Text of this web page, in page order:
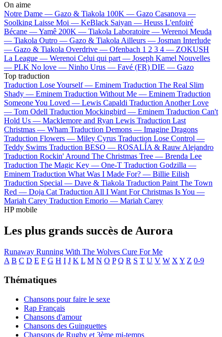
On aime
Notre Dame — Gazo & Tiakola 100K — Gazo Casanova —
Soolking Laisse Moi — KeBlack Saiyan — Heuss L'enfoiré
Bécane —Yamê 200K — Tiakola Laboratoire — Werenoi Meuda
— Tiakola Outro — Gazo & TiakolaAilleurs — Josman Interlude
— Gazo & Tiakola Overdrive — Ofenbach 1 2 3 4 — ZOKUSH
La League — Werenoi Celui qui part — Joseph Kamel Nouvelles
— PLK No love — Ninho Urus — Favé (FR) DIE — Gazo
Top traduction
Traduction Lose Yourself — Eminem Traduction The Real Slim
Shady — Eminem Traduction Without Me — Eminem Traduction
Someone You Loved — Lewis Capaldi Traduction Another Love
— Tom Odell Traduction Mockingbird — Eminem Traduction Can't
Hold Us — Macklemore and Ryan Lewis Traduction Last
Christmas — Wham Traduction Demons — Imagine Dragons
Traduction Flowers — Miley Cyrus Traduction Lose Control —
Teddy Swims Traduction BESO — ROSALÍA & Rauw Alejandro
Traduction Rockin' Around The Christmas Tree — Brenda Lee
Traduction The Magic Key — One-T Traduction Godzilla —
Eminem Traduction What Was I Made For? — Billie Eilish
Traduction Special — Dave & Tiakola Traduction Paint The Town
Red — Doja Cat Traduction All I Want For Christmas Is You —
Mariah Carey Traduction Emorio — Mariah Carey
HP mobile
Les plus grands succès de Aurora
Runaway Running With The Wolves Cure For Me
A B C D E F G H I J K L M N O P Q R S T U V W X Y Z 0-9
Thématiques
Chansons pour faire le sexe
Rap Français
Chansons d'amour
Chansons des Guinguettes
Chansons de Rugby et 3ème mi-temps